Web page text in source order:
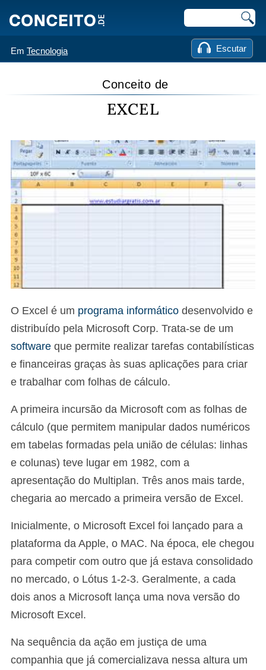
Em Tecnologia Escutar
Conceito de
EXCEL
O Excel é um programa informático desenvolvido e
distribuído pela Microsoft Corp. Trata-se de um
software que permite realizar tarefas contabilísticas
e financeiras graças às suas aplicações para criar
e trabalhar com folhas de cálculo.
A primeira incursão da Microsoft com as folhas de
cálculo (que permitem manipular dados numéricos
em tabelas formadas pela união de células: linhas
e colunas) teve lugar em 1982, com a
apresentação do Multiplan. Três anos mais tarde,
chegaria ao mercado a primeira versão de Excel.
Inicialmente, o Microsoft Excel foi lançado para a
plataforma da Apple, o MAC. Na época, ele chegou
para competir com outro que já estava consolidado
no mercado, o Lótus 1-2-3. Geralmente, a cada
dois anos a Microsoft lança uma nova versão do
Microsoft Excel.
Na sequência da ação em justiça de uma
companhia que já comercializava nessa altura um